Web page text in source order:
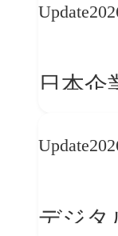
Update
日本企
レンド
Update
デジタ